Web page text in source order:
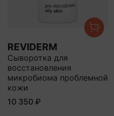
REVIDERM
Сыворотка для
восстановления
микробиома проблемной
кожи
10 350 ₽